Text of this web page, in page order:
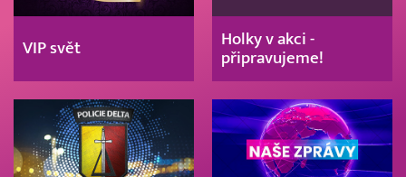
VIP svět
Holky v akci -
připravujeme!